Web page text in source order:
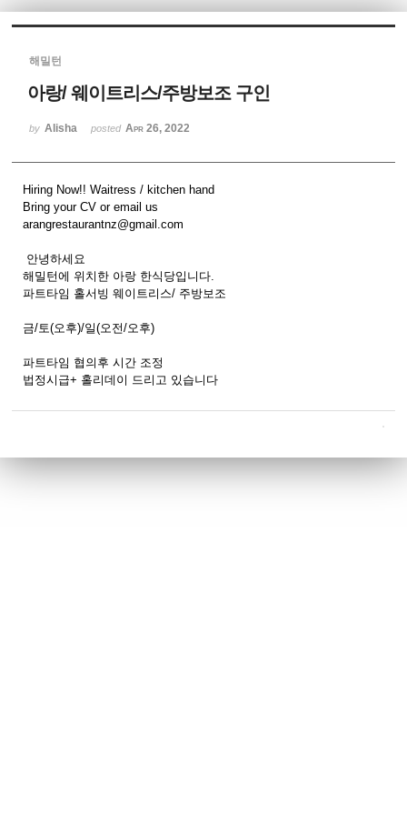
해밀턴
아랑/ 웨이트리스/주방보조 구인
by Alisha posted Apr 26, 2022
Hiring Now!! Waitress / kitchen hand
Bring your CV or email us
arangrestaurantnz@gmail.com
안녕하세요
해밀턴에 위치한 아랑 한식당입니다.
파트타임 홀서빙 웨이트리스/ 주방보조
금/토(오후)/일(오전/오후)
파트타임 협의후 시간 조정
법정시급+ 홀리데이 드리고 있습니다
Sketchbook5, 스케치북5
Sketchbook5, 스케치북5